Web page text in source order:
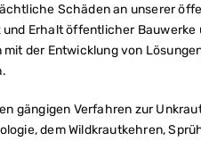
Schäden an unserer
Erhalt öffentlicher Bauwerke
der Entwicklung von
gängigen Verfahren zur
dem Wildkrautkehren,